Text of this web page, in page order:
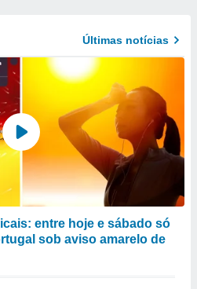
Últimas notícias
entre hoje e sábado só
sob aviso amarelo de